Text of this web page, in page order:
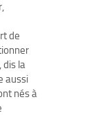
de
dis la
aussi
nés à